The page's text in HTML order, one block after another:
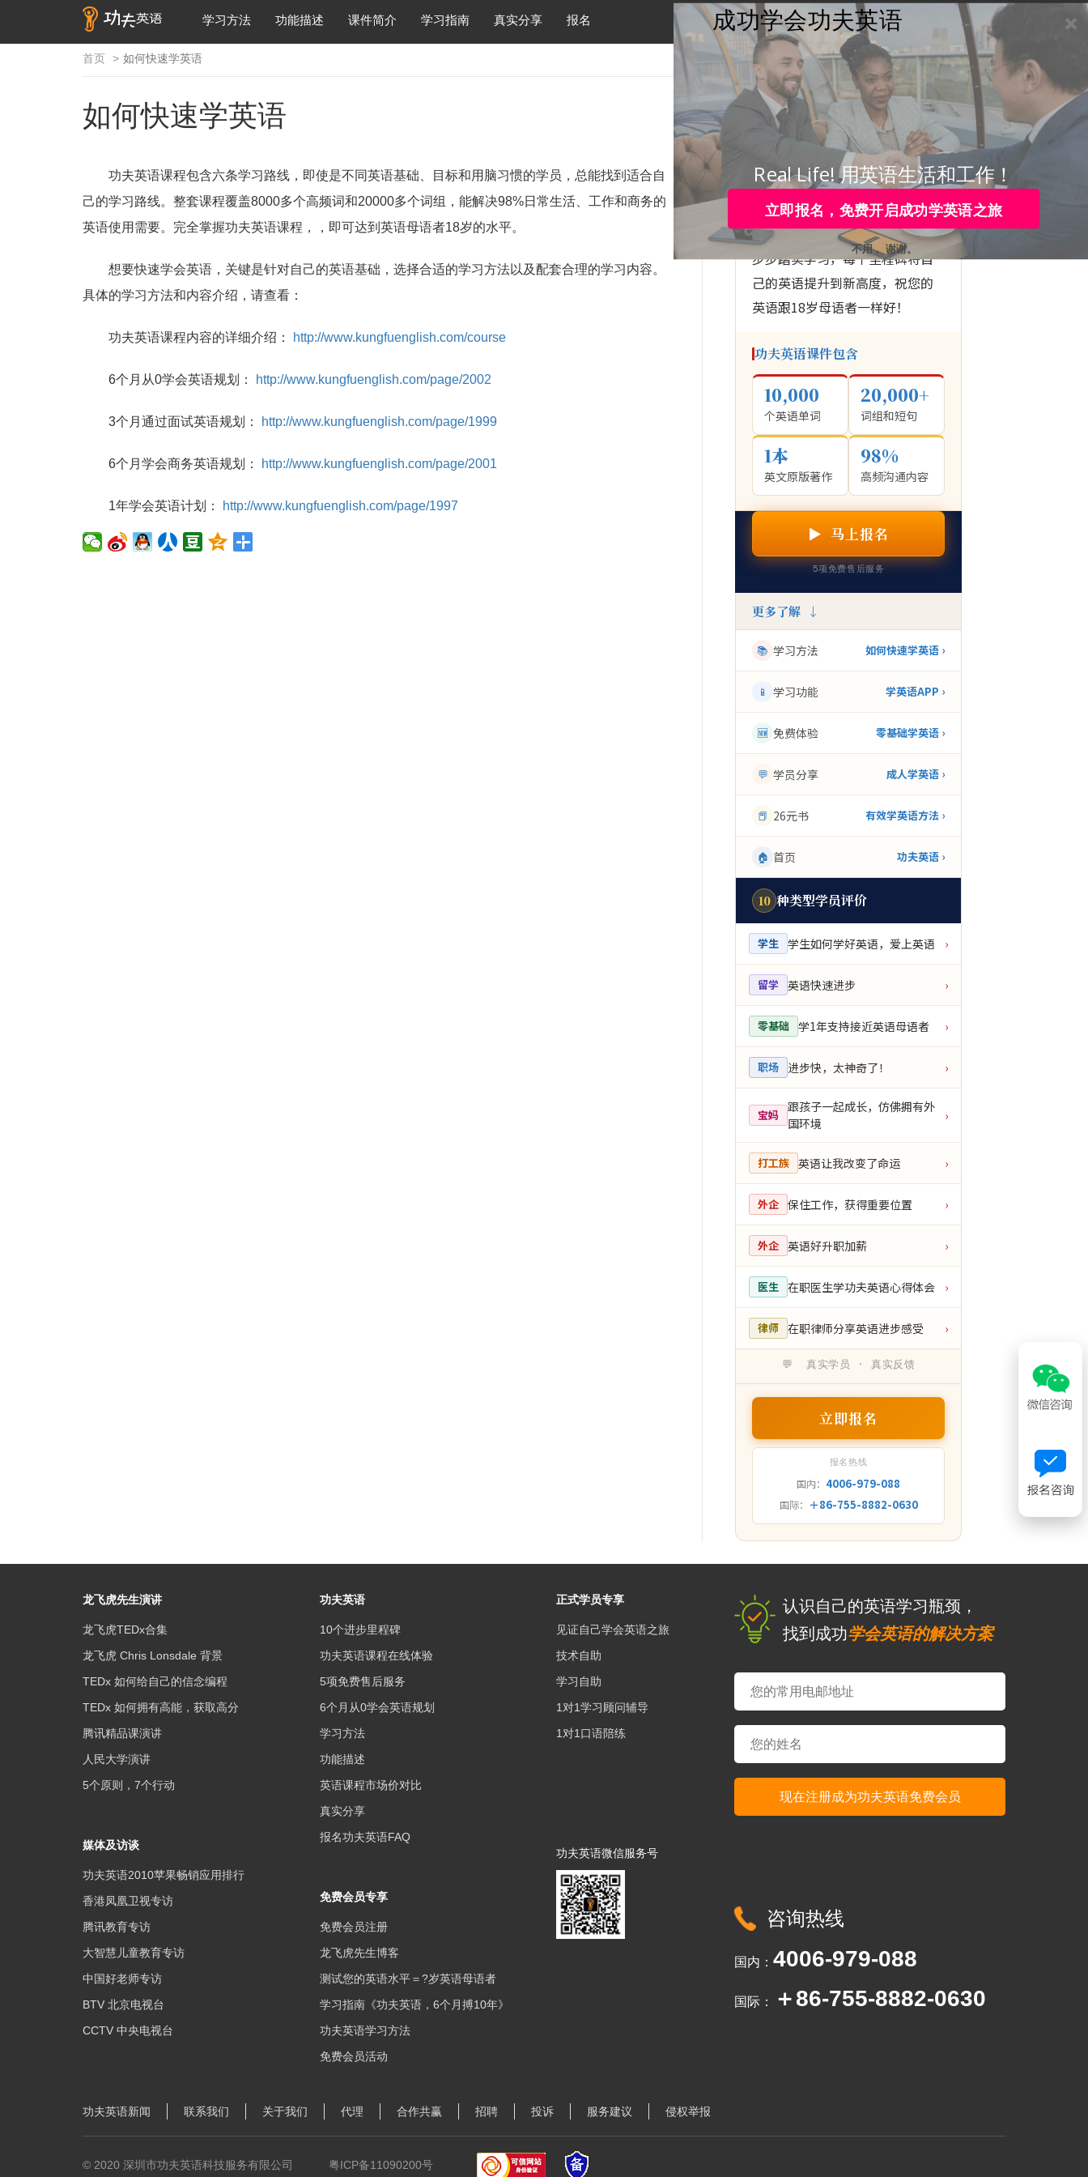
学习方法 功能描述 课件简介 学习指南 真实分享 报名 学员登录
首页 如何快速学英语 咨询热线：4006-979-088 或 0755-88820630
如何快速学英语
功夫英语课程包含六条学习路线，即使是不同英语基础、目标和用脑习惯的学员，总能找到适合自
己的学习路线。整套课程覆盖8000多个高频词和20000多个词组，能解决98%日常生活、工作和商务的
英语使用需要。完全掌握功夫英语课程，，即可达到英语母语者18岁的水平。
想要快速学会英语，关键是针对自己的英语基础，选择合适的学习方法以及配套合理的学习内容。
具体的学习方法和内容介绍，请查看：
功夫英语课程内容的详细介绍： http://www.kungfuenglish.com/course
6个月从0学会英语规划： http://www.kungfuenglish.com/page/2002
3个月通过面试英语规划： http://www.kungfuenglish.com/page/1999
6个月学会商务英语规划： http://www.kungfuenglish.com/page/2001
1年学会英语计划： http://www.kungfuenglish.com/page/1997
▶ KUNGFU ENGLISH
下定决心
成功学会英语
跟随功夫英语的10个里程碑， 一
步步踏实学习，每个里程碑将自
己的英语提升到新高度，祝您的
英语跟18岁母语者一样好！
功夫英语课件包含
10,000
个英语单词
20,000+
词组和短句
1本
英文原版著作
98%
高频沟通内容
▶ 马上报名
5项免费售后服务
更多了解 ↓
📚 学习方法 如何快速学英语 ›
📱 学习功能 学英语APP ›
🆕 免费体验 零基础学英语 ›
💬 学员分享 成人学英语 ›
📕 26元书 有效学英语方法 ›
🏠 首页 功夫英语 ›
10 种类型学员评价
学生 学生如何学好英语，爱上英语 ›
留学 英语快速进步 ›
零基础 学1年支持接近英语母语者 ›
职场 进步快，太神奇了！ ›
宝妈
跟孩子一起成长，仿佛拥有外
国环境
›
打工族 英语让我改变了命运 ›
外企 保住工作，获得重要位置 ›
外企 英语好升职加薪 ›
医生 在职医生学功夫英语心得体会 ›
律师 在职律师分享英语进步感受 ›
💬 真实学员 · 真实反馈
立即报名
报名热线
国内： 4006-979-088
国际： ＋86-755-8882-0630
龙飞虎先生演讲
龙飞虎TEDx合集
龙飞虎 Chris Lonsdale 背景
TEDx 如何给自己的信念编程
TEDx 如何拥有高能，获取高分
腾讯精品课演讲
人民大学演讲
5个原则，7个行动
媒体及访谈
功夫英语2010苹果畅销应用排行
香港凤凰卫视专访
腾讯教育专访
大智慧儿童教育专访
中国好老师专访
BTV 北京电视台
CCTV 中央电视台
功夫英语
10个进步里程碑
功夫英语课程在线体验
5项免费售后服务
6个月从0学会英语规划
学习方法
功能描述
英语课程市场价对比
真实分享
报名功夫英语FAQ
免费会员专享
免费会员注册
龙飞虎先生博客
测试您的英语水平＝?岁英语母语者
学习指南《功夫英语，6个月搏10年》
功夫英语学习方法
免费会员活动
正式学员专享
见证自己学会英语之旅
技术自助
学习自助
1对1学习顾问辅导
1对1口语陪练
功夫英语微信服务号
认识自己的英语学习瓶颈，
找到成功学会英语的解决方案
咨询热线
国内： 4006-979-088
国际： ＋86-755-8882-0630
功夫英语新闻 联系我们 关于我们 代理 合作共赢 招聘 投诉 服务建议 侵权举报
© 2020 深圳市功夫英语科技服务有限公司 粤ICP备11090200号
立即报名，免费开启成功学英语之旅
成功学会功夫英语
Real Life! 用英语生活和工作！
不用， 谢谢。